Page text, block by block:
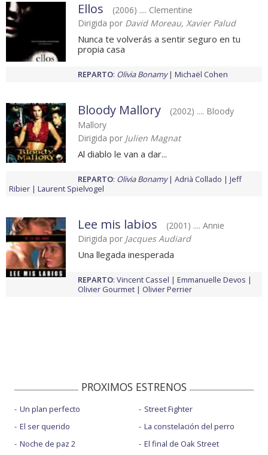
Ellos
(2006) .... Clementine
Dirigida por David Moreau, Xavier Palud
Nunca te volverás a sentir seguro en tu
propia casa
REPARTO: Olivia Bonamy Michaël Cohen
Bloody Mallory
(2002) .... Bloody
Mallory
Dirigida por Julien Magnat
Al diablo le van a dar...
REPARTO: Olivia Bonamy Adrià Collado
Jeff
Ribier
Laurent Spielvogel
Lee mis labios
(2001) .... Annie
Dirigida por Jacques Audiard
Una llegada inesperada
REPARTO: Vincent Cassel
Emmanuelle Devos
Olivier Gourmet
Olivier Perrier
PROXIMOS ESTRENOS
Un plan perfecto
El ser querido
Noche de paz 2
Street Fighter
La constelación del perro
El final de Oak Street